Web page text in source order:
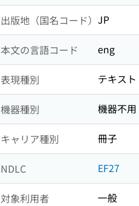
出版地（国名コード） JP
本文の言語コード eng
表現種別 テキスト
機器種別 機器不用
キャリア種別 冊子
NDLC EF27
対象利用者 一般